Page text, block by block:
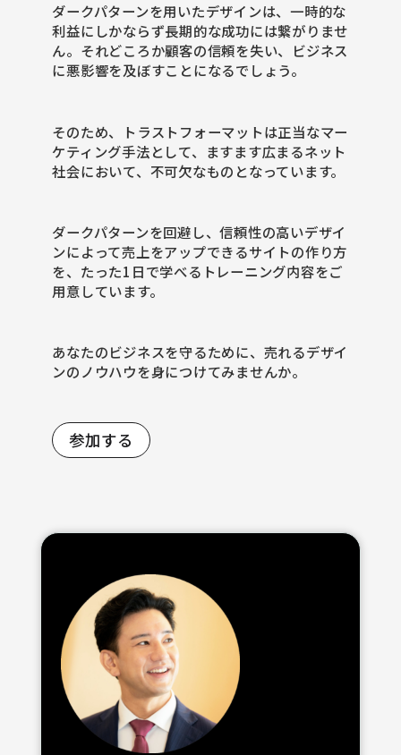
ダークパターンを用いたデザインは、一時的な
利益にしかならず長期的な成功には繋がりませ
ん。それどころか顧客の信頼を失い、ビジネス
に悪影響を及ぼすことになるでしょう。
そのため、トラストフォーマットは正当なマー
ケティング手法として、ますます広まるネット
社会において、不可欠なものとなっています。
ダークパターンを回避し、信頼性の高いデザイ
ンによって売上をアップできるサイトの作り方
を、たった1日で学べるトレーニング内容をご
用意しています。
あなたのビジネスを守るために、売れるデザイ
ンのノウハウを身につけてみませんか。
参加する